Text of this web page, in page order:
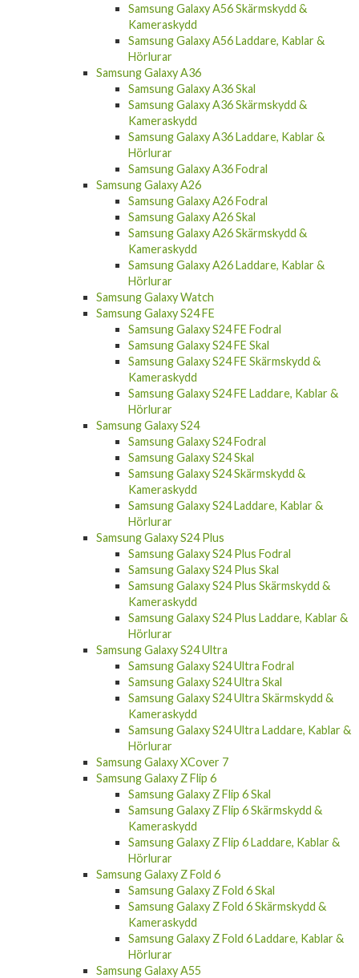
Samsung Galaxy A56 Skärmskydd &
Kameraskydd
Samsung Galaxy A56 Laddare, Kablar &
Hörlurar
Samsung Galaxy A36
Samsung Galaxy A36 Skal
Samsung Galaxy A36 Skärmskydd &
Kameraskydd
Samsung Galaxy A36 Laddare, Kablar &
Hörlurar
Samsung Galaxy A36 Fodral
Samsung Galaxy A26
Samsung Galaxy A26 Fodral
Samsung Galaxy A26 Skal
Samsung Galaxy A26 Skärmskydd &
Kameraskydd
Samsung Galaxy A26 Laddare, Kablar &
Hörlurar
Samsung Galaxy Watch
Samsung Galaxy S24 FE
Samsung Galaxy S24 FE Fodral
Samsung Galaxy S24 FE Skal
Samsung Galaxy S24 FE Skärmskydd &
Kameraskydd
Samsung Galaxy S24 FE Laddare, Kablar &
Hörlurar
Samsung Galaxy S24
Samsung Galaxy S24 Fodral
Samsung Galaxy S24 Skal
Samsung Galaxy S24 Skärmskydd &
Kameraskydd
Samsung Galaxy S24 Laddare, Kablar &
Hörlurar
Samsung Galaxy S24 Plus
Samsung Galaxy S24 Plus Fodral
Samsung Galaxy S24 Plus Skal
Samsung Galaxy S24 Plus Skärmskydd &
Kameraskydd
Samsung Galaxy S24 Plus Laddare, Kablar &
Hörlurar
Samsung Galaxy S24 Ultra
Samsung Galaxy S24 Ultra Fodral
Samsung Galaxy S24 Ultra Skal
Samsung Galaxy S24 Ultra Skärmskydd &
Kameraskydd
Samsung Galaxy S24 Ultra Laddare, Kablar &
Hörlurar
Samsung Galaxy XCover 7
Samsung Galaxy Z Flip 6
Samsung Galaxy Z Flip 6 Skal
Samsung Galaxy Z Flip 6 Skärmskydd &
Kameraskydd
Samsung Galaxy Z Flip 6 Laddare, Kablar &
Hörlurar
Samsung Galaxy Z Fold 6
Samsung Galaxy Z Fold 6 Skal
Samsung Galaxy Z Fold 6 Skärmskydd &
Kameraskydd
Samsung Galaxy Z Fold 6 Laddare, Kablar &
Hörlurar
Samsung Galaxy A55